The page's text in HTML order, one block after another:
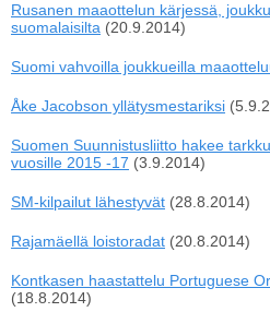
Rusanen maaottelun kärjessä,
suomalaisilta (20.9.2014)
Suomi vahvoilla joukkueilla
Åke Jacobson yllätysmestariksi
Suomen Suunnistusliitto hakee
vuosille 2015 -17 (3.9.2014)
SM-kilpailut lähestyvät (28.8.2014)
Rajamäellä loistoradat (20.8.2014)
Kontkasen haastattelu Portuguese
(18.8.2014)